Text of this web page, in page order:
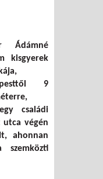
Ádámné
kisgyerek
9
családi
utca végén
ahonnan